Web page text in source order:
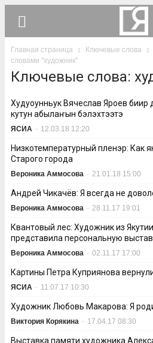
Главная страница Ключевые слова
словами "художник"
Ключевые слова:
Худуоһунньук Вячеслав Яроев
кутун абылаҥын бэлэхтээтэ
ЯСИА - 12.03.18 12:20
Низкотемпературный пленэр: Как
Старого города
Вероника Аммосова - 21.01.18 15:00
Андрей Чикачёв: Я всегда не
Вероника Аммосова - 28.11.17 19:01
Квантовый лес: Художник из
представила персональную
Вероника Аммосова - 02.11.17 17:00
Картины Петра Куприянова
ЯСИА - 11.07.17 10:30
Художник Любовь Макарова: Я
Виктория Корякина - 17.04.17 08:30
Выставка памяти художника